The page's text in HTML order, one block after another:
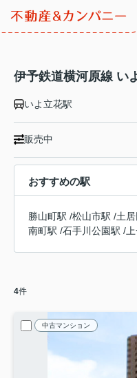
伊予鉄道横河原線 い
いよ立花駅
販売中
おすすめの駅
勝山町駅 /松山市駅 /土
南町駅 /石手川公園駅 /
4件
中古マンション